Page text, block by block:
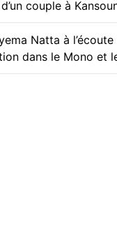
couple à
Natta à l’écoute
dans le Mono et